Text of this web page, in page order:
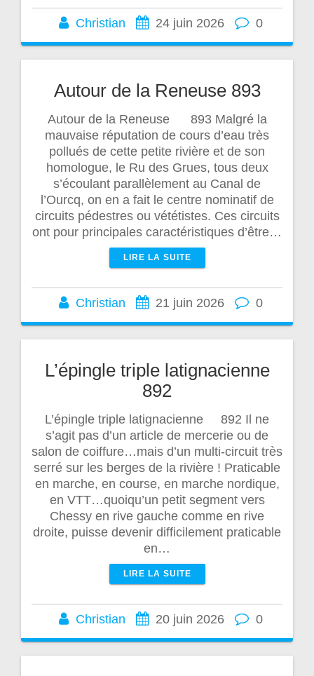
Christian 24 juin 2026 0
Autour de la Reneuse 893
Autour de la Reneuse 893 Malgré la
mauvaise réputation de cours d’eau très
pollués de cette petite rivière et de son
homologue, le Ru des Grues, tous deux
s’écoulant parallèlement au Canal de
l’Ourcq, on en a fait le centre nominatif de
circuits pédestres ou vététistes. Ces circuits
ont pour principales caractéristiques d’être…
LIRE LA SUITE
Christian 21 juin 2026 0
L’épingle triple latignacienne
892
L’épingle triple latignacienne 892 Il ne
s’agit pas d’un article de mercerie ou de
salon de coiffure…mais d’un multi-circuit très
serré sur les berges de la rivière ! Praticable
en marche, en course, en marche nordique,
en VTT…quoiqu’un petit segment vers
Chessy en rive gauche comme en rive
droite, puisse devenir difficilement praticable
en…
LIRE LA SUITE
Christian 20 juin 2026 0